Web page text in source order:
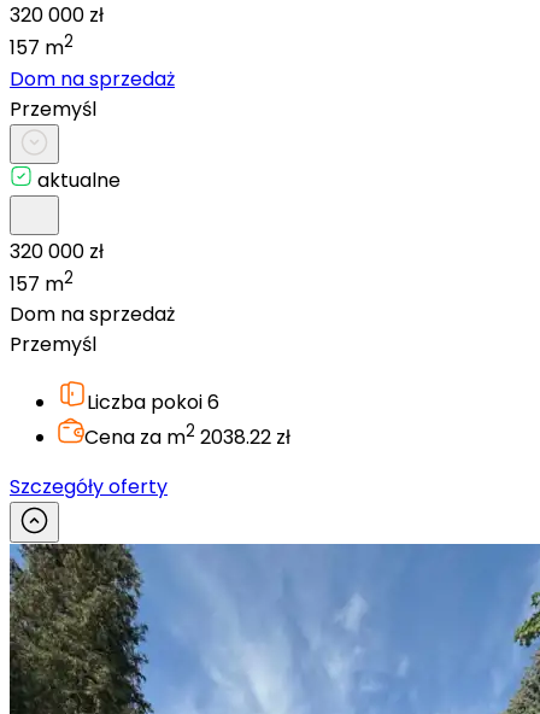
320 000 zł
157 m2
Dom na sprzedaż
Przemyśl
aktualne
320 000 zł
157 m2
Dom na sprzedaż
Przemyśl
Liczba pokoi6
Cena za m2 2038.22 zł
Szczegóły oferty